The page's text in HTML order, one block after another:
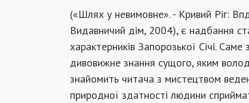
(«Шлях у невимовне». - Кривий Ріг:
Видавничий дім, 2004), є надбання
характерників Запорозької Січі.
дивовижне знання сущого, яким
знайомить читача з мистецтвом
природної здатності людини